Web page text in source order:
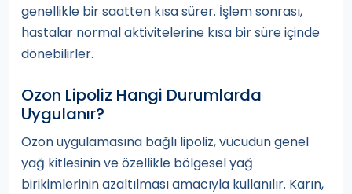
genellikle bir saatten kısa sürer. İşlem sonrası,
hastalar normal aktivitelerine kısa bir süre içinde
dönebilirler.
Ozon Lipoliz Hangi Durumlarda
Uygulanır?
Ozon uygulamasına bağlı lipoliz, vücudun genel
yağ kitlesinin ve özellikle bölgesel yağ
birikimlerinin azaltılması amacıyla kullanılır. Karın,